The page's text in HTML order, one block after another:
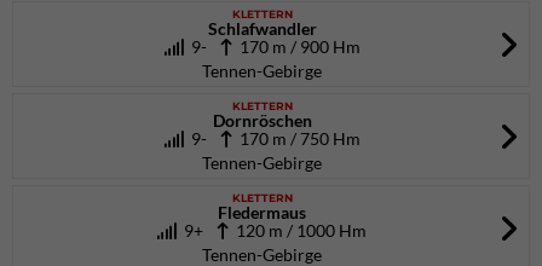
KLETTERN
Schlafwandler
9- 170 m / 900 Hm
Tennen-Gebirge
KLETTERN
Dornröschen
9- 170 m / 750 Hm
Tennen-Gebirge
KLETTERN
Fledermaus
9+
120 m / 1000 Hm
Tennen-Gebirge